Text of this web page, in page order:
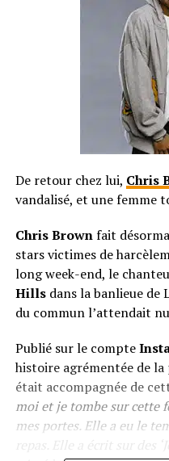
De retour chez lui, Chris
vandalisé, et une femme
Chris Brownfait
stars victimes de
long week-end, le
Hillsdans la banlieue de
du commun l’attendait
Publié sur le compte
histoire agrémentée de
était accompagnée de
moi et je tombe sur cette
mes portes. Elle a eu le